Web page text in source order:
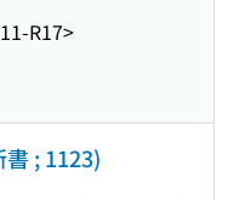
R17>
; 1123)